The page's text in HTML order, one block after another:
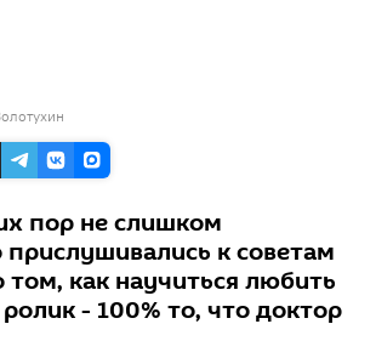
пор не слишком
к советам
том, как научиться любить
- 100% то, что доктор